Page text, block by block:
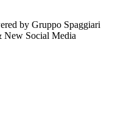
by Gruppo Spaggiari
New Social Media